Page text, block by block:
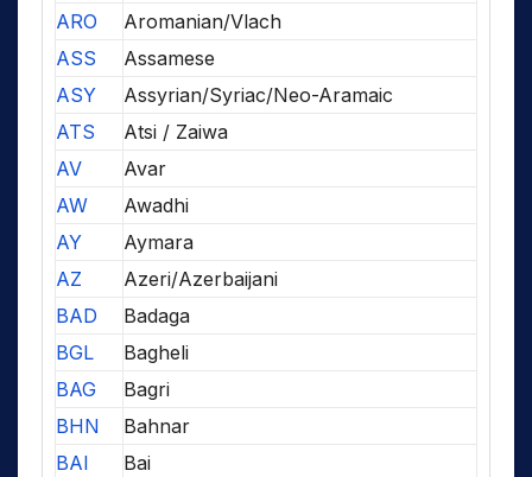
ARO
Aromanian/Vlach
ASS
Assamese
ASY
Assyrian/Syriac/Neo-Aramaic
ATS
Atsi / Zaiwa
AV
Avar
AW
Awadhi
AY
Aymara
AZ
Azeri/Azerbaijani
BAD
Badaga
BGL
Bagheli
BAG
Bagri
BHN
Bahnar
BAI
Bai